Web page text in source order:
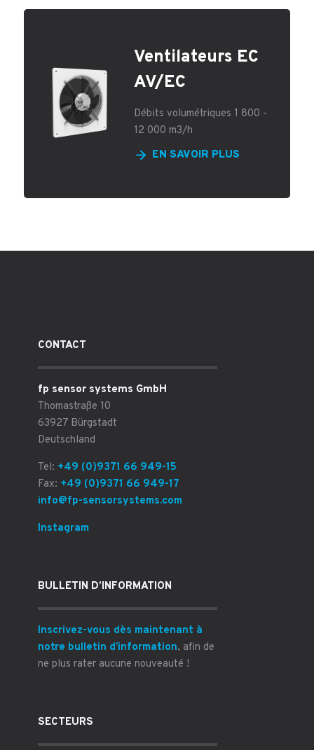
Ventilateurs EC
AV/EC
Débits volumétriques 1 800 -
12 000 m3/h
EN SAVOIR PLUS
CONTACT
fp sensor systems GmbH
Thomastraße 10
63927 Bürgstadt
Deutschland
Tel: +49 (0)9371 66 949-15
Fax: +49 (0)9371 66 949-17
info@fp-sensorsystems.com
Instagram
BULLETIN D’INFORMATION
Inscrivez-vous dès maintenant à
notre bulletin d’information, afin de
ne plus rater aucune nouveauté !
SECTEURS